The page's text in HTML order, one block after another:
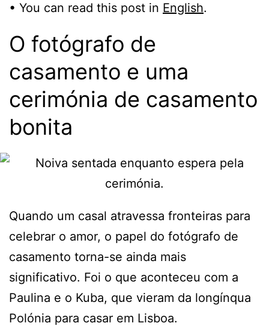
• You can read this post in English.
O fotógrafo de
casamento e uma
cerimónia de casamento
bonita
Quando um casal atravessa fronteiras para
celebrar o amor, o papel do fotógrafo de
casamento torna-se ainda mais
significativo. Foi o que aconteceu com a
Paulina e o Kuba, que vieram da longínqua
Polónia para casar em Lisboa.